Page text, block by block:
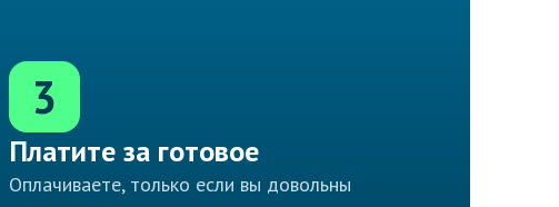
3
Платите за готовое
Оплачиваете, только если вы довольны